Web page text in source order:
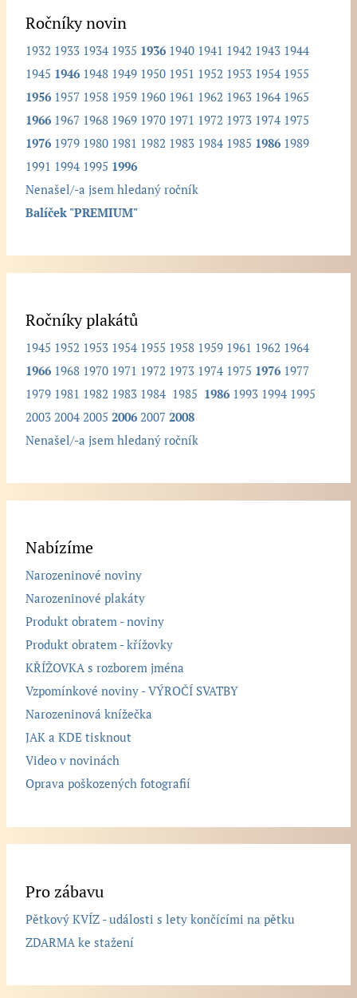
Ročníky novin
1932 1933 1934 1935 1936 1940 1941 1942 1943 1944
1945 1946 1948 1949 1950 1951 1952 1953 1954 1955
1956 1957 1958 1959 1960 1961 1962 1963 1964 1965
1966 1967 1968 1969 1970 1971 1972 1973 1974 1975
1976 1979 1980 1981 1982 1983 1984 1985 1986 1989
1991 1994 1995 1996
Nenašel/-a jsem hledaný ročník
Balíček "PREMIUM"
Ročníky plakátů
1945 1952 1953 1954 1955 1958 1959 1961 1962 1964
1966 1968 1970 1971 1972 1973 1974 1975 1976 1977
1979 1981 1982 1983 1984 1985 1986 1993 1994 1995
2003 2004 2005 2006 2007 2008
Nenašel/-a jsem hledaný ročník
Nabízíme
Narozeninové noviny
Narozeninové plakáty
Produkt obratem - noviny
Produkt obratem - křížovky
KŘÍŽOVKA s rozborem jména
Vzpomínkové noviny - VÝROČÍ SVATBY
Narozeninová knížečka
JAK a KDE tisknout
Video v novinách
Oprava poškozených fotografií
Pro zábavu
Pětkový KVÍZ - události s lety končícími na pětku
ZDARMA ke stažení